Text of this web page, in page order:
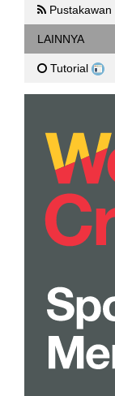
Pustakawan
LAINNYA
Tutorial